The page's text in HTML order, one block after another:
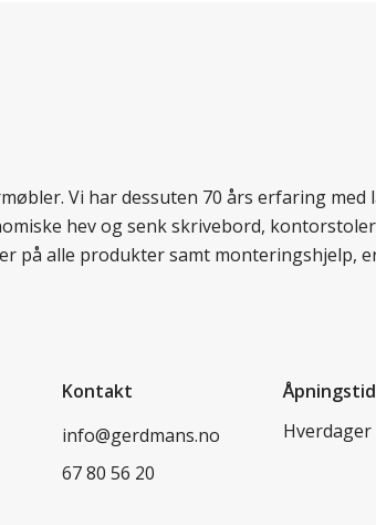
Vi har dessuten 70 års erfaring med
hev og senk skrivebord,
alle produkter samt monteringshjelp,
Kontakt
info@gerdmans.no
67 80 56 20
Åpningstid
Hverdager